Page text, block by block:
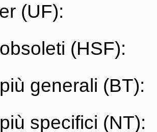
(UF):
(HSF):
generali (BT):
specifici (NT):